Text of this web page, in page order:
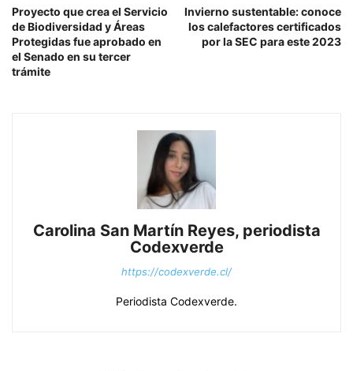
Proyecto que crea el Servicio
de Biodiversidad y Áreas
Protegidas fue aprobado en
el Senado en su tercer
trámite
Invierno sustentable: conoce
los calefactores certificados
por la SEC para este 2023
Carolina San Martín Reyes, periodista
Codexverde
https://codexverde.cl/
Periodista Codexverde.